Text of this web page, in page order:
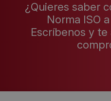
¿Quieres saber
Norma ISO
Escríbenos y te